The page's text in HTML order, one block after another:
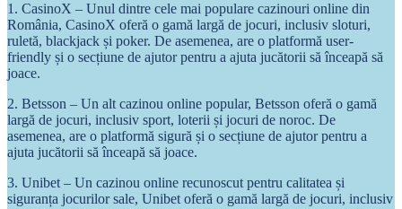
1. CasinoX – Unul dintre cele mai populare cazinouri online din
România, CasinoX oferă o gamă largă de jocuri, inclusiv sloturi,
ruletă, blackjack și poker. De asemenea, are o platformă user-
friendly și o secțiune de ajutor pentru a ajuta jucătorii să înceapă să
joace.
2. Betsson – Un alt cazinou online popular, Betsson oferă o gamă
largă de jocuri, inclusiv sport, loterii și jocuri de noroc. De
asemenea, are o platformă sigură și o secțiune de ajutor pentru a
ajuta jucătorii să înceapă să joace.
3. Unibet – Un cazinou online recunoscut pentru calitatea și
siguranța jocurilor sale, Unibet oferă o gamă largă de jocuri, inclusiv